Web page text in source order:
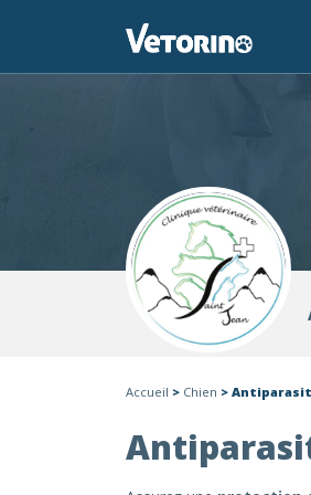
Accueil > Chien >